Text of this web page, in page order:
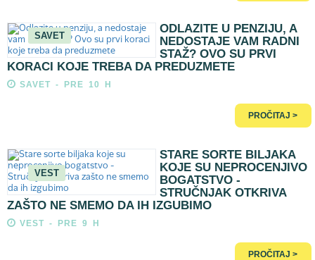
SAVET
ODLAZITE U PENZIJU, A
NEDOSTAJE VAM RADNI
STAŽ? OVO SU PRVI
KORACI KOJE TREBA DA PREDUZMETE
SAVET - PRE 10 H
PROČITAJ >
VEST
STARE SORTE BILJAKA
KOJE SU NEPROCENJIVO
BOGATSTVO -
STRUČNJAK OTKRIVA
ZAŠTO NE SMEMO DA IH IZGUBIMO
VEST - PRE 9 H
PROČITAJ >